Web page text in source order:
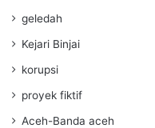
geledah
Kejari Binjai
korupsi
proyek fiktif
Aceh-Banda aceh